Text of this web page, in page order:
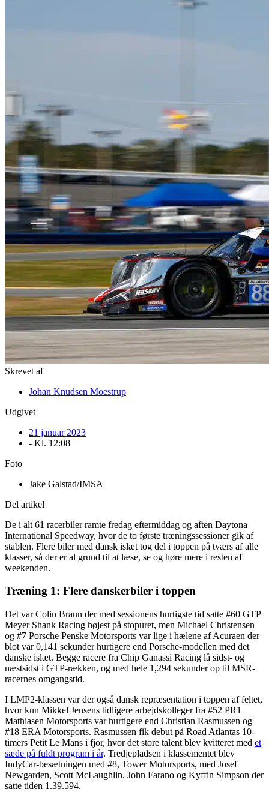
Skrevet af
Johan Knudsen Moestrup
Udgivet
21 januar 2023
- Kl. 12:08
Foto
Jake Galstad/IMSA
Del artikel
De i alt 61 racerbiler ramte fredag eftermiddag og aften Daytona
International Speedway, hvor de to første træningssessioner gik af
stablen. Flere biler med dansk islæt tog del i toppen på tværs af alle
klasser, så der er al grund til at læse, se og høre mere i resten af
weekenden.
Træning 1: Flere danskerbiler i toppen
Det var Colin Braun der med sessionens hurtigste tid satte #60 GTP
Meyer Shank Racing højest på stopuret, men Michael Christensen
og #7 Porsche Penske Motorsports var lige i hælene af Acuraen der
blot var 0,141 sekunder hurtigere end Porsche-modellen med det
danske islæt. Begge racere fra Chip Ganassi Racing lå sidst- og
næstsidst i GTP-rækken, og med hele 1,294 sekunder op til MSR-
racernes omgangstid.
I LMP2-klassen var der også dansk repræsentation i toppen af feltet,
hvor kun Mikkel Jensens tidligere arbejdskolleger fra #52 PR1
Mathiasen Motorsports var hurtigere end Christian Rasmussen og
#18 ERA Motorsports. Rasmussen fik debut på Road Atlantas 10-
timers Petit Le Mans i fjor, hvor det store talent blev kvitteret med et
sæde på fuldt program i år. Tredjepladsen i klassementet blev
IndyCar-besætningen med #8, Tower Motorsports, med Josef
Newgarden, Scott McLaughlin, John Farano og Kyffin Simpson der
satte tiden 1.39.594.